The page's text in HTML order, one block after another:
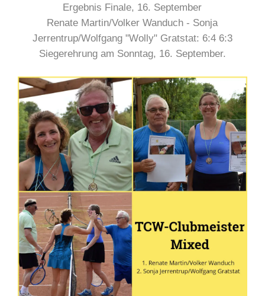
Ergebnis Finale, 16. September
Renate Martin/Volker Wanduch - Sonja
Jerrentrup/Wolfgang "Wolly" Gratstat: 6:4 6:3
Siegerehrung am Sonntag, 16. September.